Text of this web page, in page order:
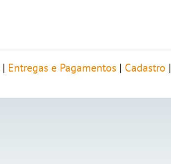
Entregas e Pagamentos Cadastro